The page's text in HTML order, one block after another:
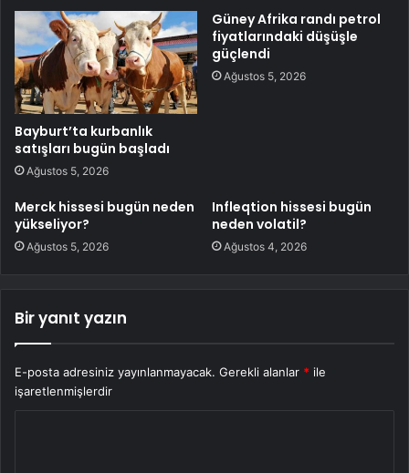
Bayburt’ta kurbanlık
satışları bugün başladı
Ağustos 5, 2026
Güney Afrika randı petrol
fiyatlarındaki düşüşle
güçlendi
Ağustos 5, 2026
Merck hissesi bugün neden
yükseliyor?
Ağustos 5, 2026
Infleqtion hissesi bugün
neden volatil?
Ağustos 4, 2026
Bir yanıt yazın
E-posta adresiniz yayınlanmayacak. Gerekli alanlar * ile
işaretlenmişlerdir